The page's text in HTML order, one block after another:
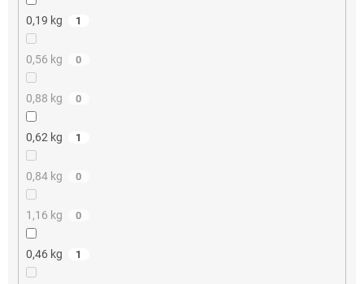
0,19 kg 1
0,56 kg 0
0,88 kg 0
0,62 kg 1
0,84 kg 0
1,16 kg 0
0,46 kg 1